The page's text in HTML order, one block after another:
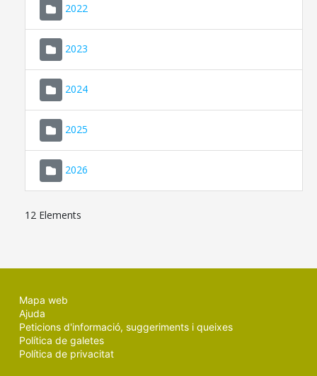
2022
2023
2024
2025
2026
12 Elements
Mapa web
Ajuda
Peticions d'informació, suggeriments i queixes
Política de galetes
Política de privacitat